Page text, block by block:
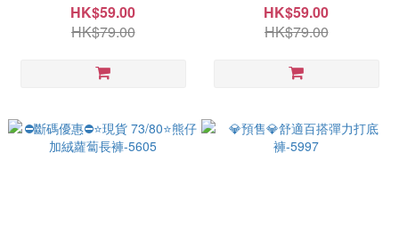
HK$59.00
HK$79.00
HK$59.00
HK$79.00